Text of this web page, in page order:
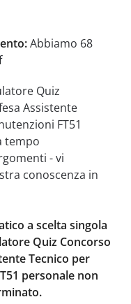
Abbiamo 68
Quiz
Assistente
FT51
tempo
- vi
conoscenza in
a scelta singola
Quiz Concorso
Tecnico per
personale non